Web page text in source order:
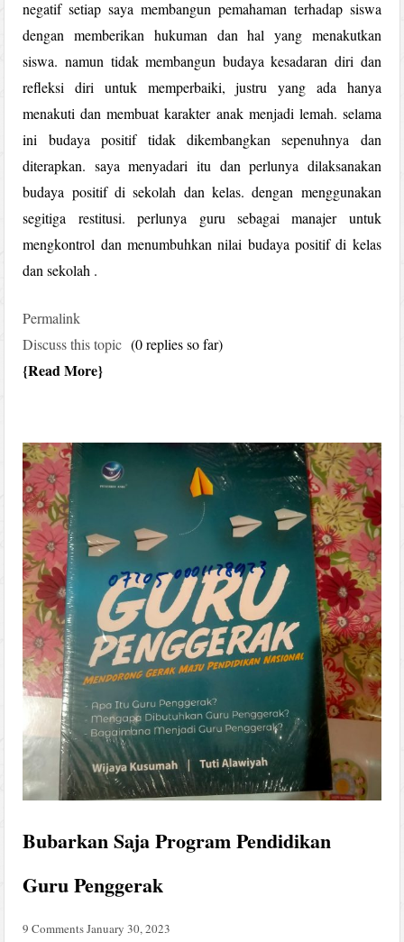
negatif setiap saya membangun pemahaman terhadap siswa
dengan memberikan hukuman dan hal yang menakutkan
siswa. namun tidak membangun budaya kesadaran diri dan
refleksi diri untuk memperbaiki, justru yang ada hanya
menakuti dan membuat karakter anak menjadi lemah. selama
ini budaya positif tidak dikembangkan sepenuhnya dan
diterapkan. saya menyadari itu dan perlunya dilaksanakan
budaya positif di sekolah dan kelas. dengan menggunakan
segitiga restitusi. perlunya guru sebagai manajer untuk
mengkontrol dan menumbuhkan nilai budaya positif di kelas
dan sekolah .
Permalink
Discuss this topic (0 replies so far)
Read More
Bubarkan Saja Program Pendidikan
Guru Penggerak
9 CommentsJanuary 30, 2023